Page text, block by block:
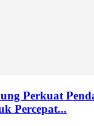
Perkuat
Percepat...